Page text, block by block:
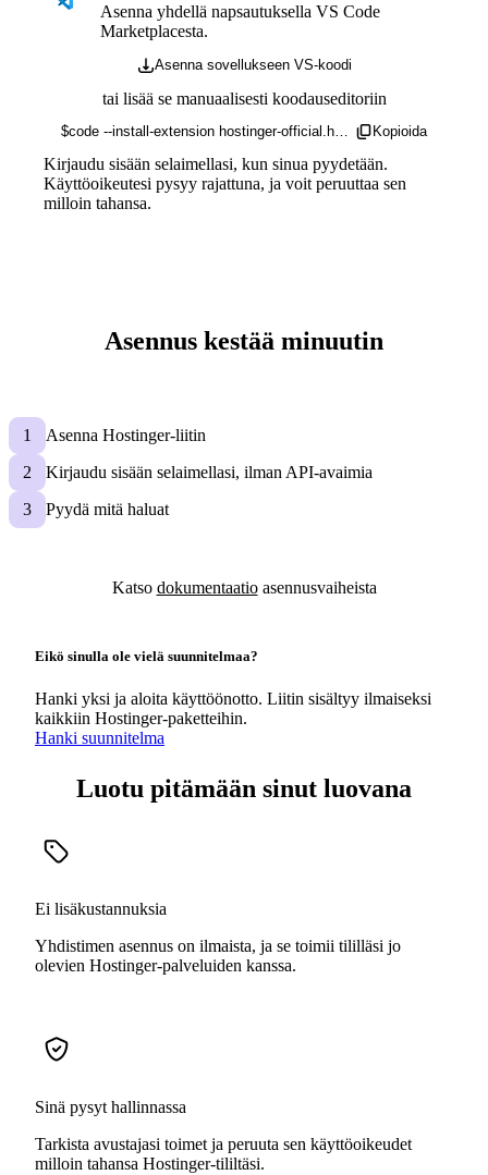
Asenna yhdellä napsautuksella VS Code
Marketplacesta.
Asenna sovellukseen VS-koodi
tai lisää se manuaalisesti koodauseditoriin
$code --install-extension hostinger-official.hostinger-connector
Kopioida
Kirjaudu sisään selaimellasi, kun sinua pyydetään.
Käyttöoikeutesi pysyy rajattuna, ja voit peruuttaa sen
milloin tahansa.
Asennus kestää minuutin
1 Asenna Hostinger-liitin
2
Kirjaudu sisään selaimellasi, ilman API-avaimia
3
Pyydä mitä haluat
Katso dokumentaatioasennusvaiheista
Eikö sinulla ole vielä suunnitelmaa?
Hanki yksi ja aloita käyttöönotto. Liitin sisältyy ilmaiseksi
kaikkiin Hostinger-paketteihin.
Hanki suunnitelma
Luotu pitämään sinut luovana
Ei lisäkustannuksia
Yhdistimen asennus on ilmaista, ja se toimii tililläsi jo
olevien Hostinger-palveluiden kanssa.
Sinä pysyt hallinnassa
Tarkista avustajasi toimet ja peruuta sen käyttöoikeudet
milloin tahansa Hostinger-tililtäsi.